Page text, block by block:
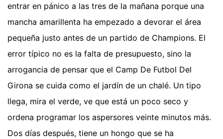
entrar en pánico a las tres de la mañana porque una
mancha amarillenta ha empezado a devorar el área
pequeña justo antes de un partido de Champions. El
error típico no es la falta de presupuesto, sino la
arrogancia de pensar que el Camp De Futbol Del
Girona se cuida como el jardín de un chalé. Un tipo
llega, mira el verde, ve que está un poco seco y
ordena programar los aspersores veinte minutos más.
Dos días después, tiene un hongo que se ha